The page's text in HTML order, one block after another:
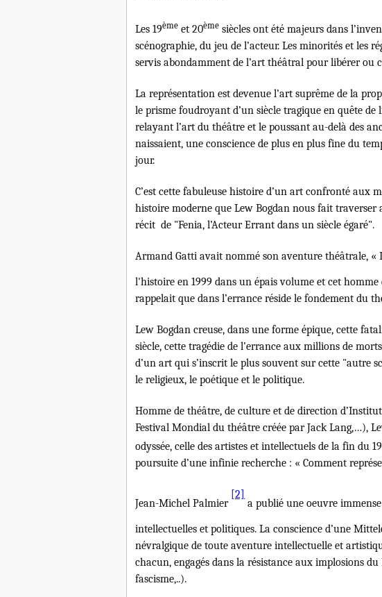
Les 19ème et 20ème siècles ont été majeurs dans
scénographie, du jeu de l’acteur. Les minorités et les
servis abondamment de l’art théâtral pour libérer ou
La représentation est devenue l’art suprême de la
le prisme foudroyant d’un siècle tragique en quête
relayant l’art du théâtre et le poussant au-delà des
naissaient, une conscience de plus en plus fine du
jour.
C’est cette fabuleuse histoire d’un art confronté aux
histoire moderne que Lew Bogdan nous fait traverser
récit de "Fenia, l’Acteur Errant dans un siècle égaré".
Armand Gatti avait nommé son aventure théâtrale,
l'histoire en 1999 dans un épais volume et cet
rappelait que dans l’errance réside le fondement du
Lew Bogdan creuse, dans une forme épique, cette
siècle, cette tragédie de l’errance aux millions de
d’un art qui s’inscrit le plus souvent sur cette "autre
le religieux, le poétique et le politique.
Homme de théâtre, de culture et de direction
Festival Mondial du théâtre créée par Jack Lang,…),
odyssée, celle des artistes et intellectuels de la fin du
poursuite d’une infinie recherche : « Comment
Jean-Michel Palmier
[2]
a publié une oeuvre
intellectuelles et politiques. La conscience d’une
névralgique de toute aventure intellectuelle et
chacun, engagés dans la résistance aux implosions
fascisme,..).